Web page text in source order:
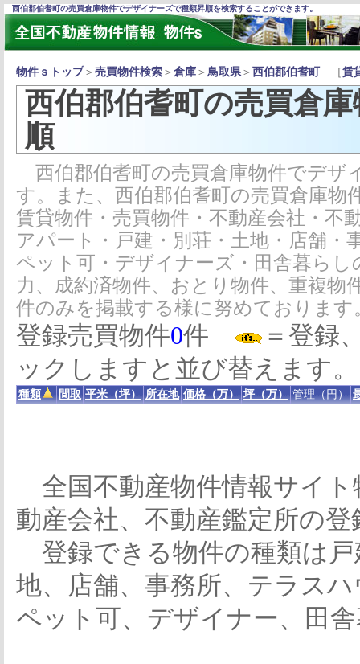
西伯郡伯耆町の売買倉庫物件でデザイナーズで種類昇順を検索することができます。
物件ｓトップ＞ 売買物件検索 ＞ 倉庫 ＞ 鳥取県＞ 西伯郡伯耆町 ［賃
西伯郡伯耆町の売買倉
順
西伯郡伯耆町の売買倉庫物件でデザ
す。また、西伯郡伯耆町の売買倉庫
賃貸物件・売買物件・不動産会社・不
アパート・戸建・別荘・土地・店舗・
ペット可・デザイナーズ・田舎暮ら
力、成約済物件、おとり物件、重複
件のみを掲載する様に努めております
登録売買物件0件
＝登録
ックしますと並び替えます。
種類 間取 平米（坪） 所在地 価格（万） 坪（万） 管理（円）
全国不動産物件情報サイト
動産会社、不動産鑑定所の
登録できる物件の種類は
地、店舗、事務所、テラス
ペット可、デザイナー、田